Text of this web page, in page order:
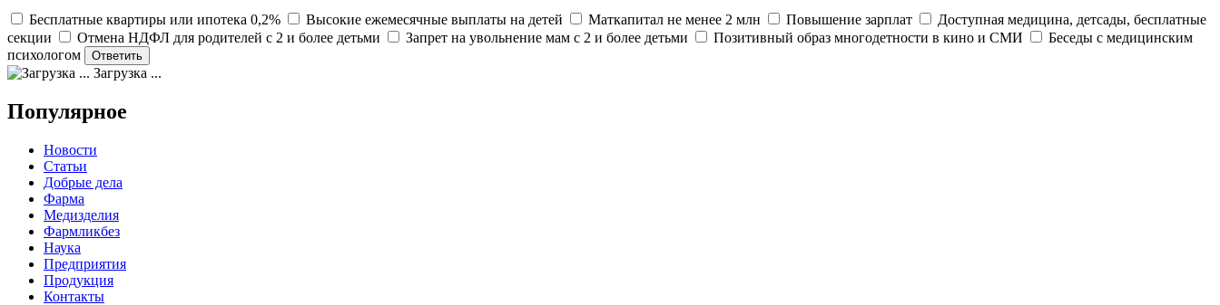
Бесплатные квартиры или ипотека 0,2% Высокие ежемесячные выплаты на детей Маткапитал не менее 2 млн Повышение зарплат
Доступная медицина, детсады, бесплатные
секции
Отмена НДФЛ для родителей с 2 и более детьми Запрет на увольнение мам с 2 и более детьми Позитивный образ многодетности в кино и СМИ
Беседы с медицинским
психологом
Загрузка ...
Популярное
Новости
Статьи
Добрые дела
Фарма
Медизделия
Фармликбез
Наука
Предприятия
Продукция
Контакты